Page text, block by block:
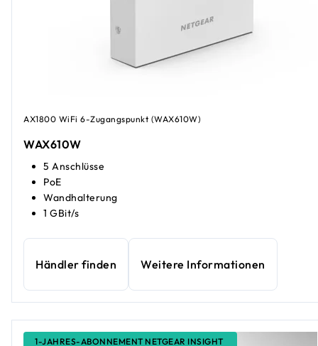
AX1800 WiFi 6-Zugangspunkt (WAX610W)
WAX610W
5 Anschlüsse
PoE
Wandhalterung
1 GBit/s
Händler finden Weitere Informationen
1-JAHRES-ABONNEMENT NETGEAR INSIGHT